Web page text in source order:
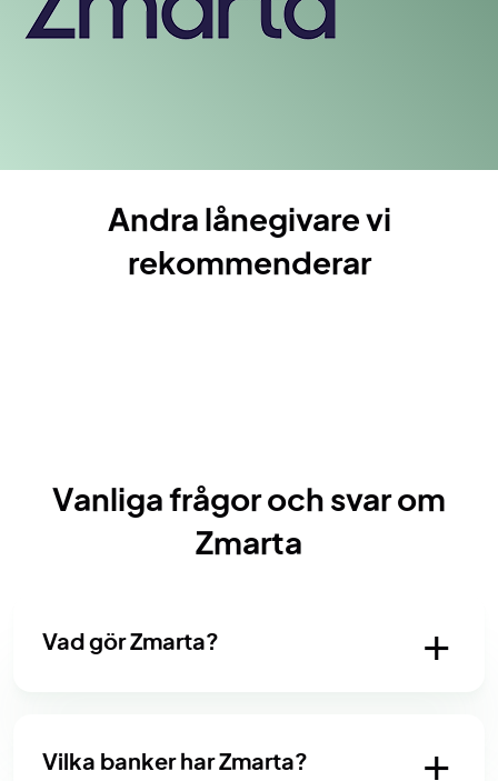
Andra lånegivare vi
rekommenderar
Vanliga frågor och svar om
Zmarta
Vad gör Zmarta?
Vilka banker har Zmarta?